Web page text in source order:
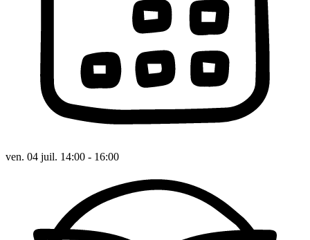
ven. 04 juil. 14:00 - 16:00